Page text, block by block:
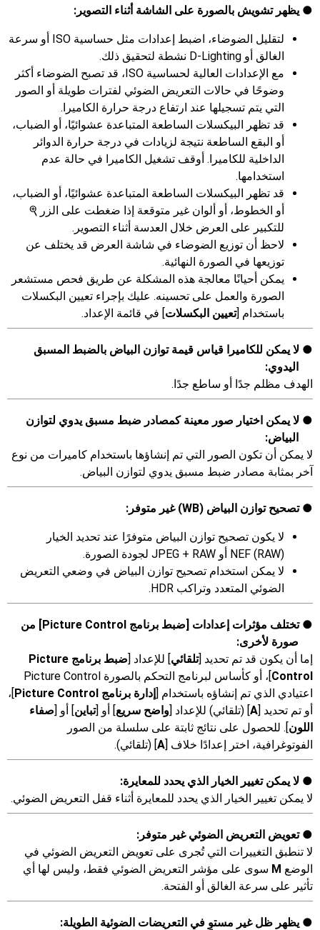
يظهر تشويش بالصورة على الشاشة أثناء التصوير:
لتقليل الضوضاء، اضبط إعدادات مثل حساسية ISO أو سرعة
الغالق أو D-Lighting نشطة لتحقيق ذلك.
مع الإعدادات العالية لحساسية ISO، قد تصبح الضوضاء أكثر
وضوحًا في حالات التعريض الضوئي لفترات طويلة أو الصور
التي يتم تسجيلها عند ارتفاع درجة حرارة الكاميرا.
قد تظهر البيكسلات الساطعة المتباعدة عشوائيًا، أو الضباب،
أو البقع الساطعة نتيجة لزيادات في درجة حرارة الدوائر
الداخلية للكاميرا. أوقف تشغيل الكاميرا في حالة عدم
استخدامها.
قد تظهر البيكسلات الساطعة المتباعدة عشوائيًا، أو الضباب،
أو الخطوط، أو ألوان غير متوقعة إذا ضغطت على الزر
X
للتكبير على العرض خلال العدسة أثناء التصوير.
لاحظ أن توزيع الضوضاء في شاشة العرض قد يختلف عن
توزيعها في الصورة النهائية.
يمكن أحيانًا معالجة هذه المشكلة عن طريق فحص مستشعر
الصورة والعمل على تحسينه. عليك بإجراء تعيين البكسلات
باستخدام [تعيين البكسلات] في قائمة الإعداد.
لا يمكن للكاميرا قياس قيمة توازن البياض بالضبط المسبق
اليدوي:
الهدف مظلم جدًا أو ساطع جدًا.
لا يمكن اختيار صور معينة كمصادر ضبط مسبق يدوي لتوازن
البياض:
لا يمكن أن تكون الصور التي تم إنشاؤها باستخدام كاميرات من نوع
آخر بمثابة مصادر ضبط مسبق يدوي لتوازن البياض.
تصحيح توازن البياض (WB) غير متوفر:
لا يكون تصحيح توازن البياض متوفرًا عند تحديد الخيار
NEF (RAW)‎ أو RAW ‏+ JPEG لجودة الصورة.
لا يمكن استخدام تصحيح توازن البياض في وضعي التعريض
الضوئي المتعدد وتراكب HDR.
تختلف مؤثرات إعدادات [ضبط برنامج Picture Control
] من
صورة لأخرى:
إما أن يكون قد تم تحديد [تلقائي] للإعداد [
ضبط برنامج Picture
Control
]، أو كأساس لبرنامج التحكم بالصورة Picture Control
اعتيادي الذي تم إنشاؤه باستخدام [إدارة برنامج Picture Control
]،
أو تم تحديد [A] (تلقائي) للإعداد [واضح سريع] أو [تباين] أو [صفاء
اللون]. للحصول على نتائج ثابتة على سلسلة من الصور
الفوتوغرافية، اختر إعدادًا خلاف [A] (تلقائي).
لا يمكن تغيير الخيار الذي يحدد للمعايرة:
لا يمكن تغيير الخيار الذي يحدد للمعايرة أثناء قفل التعريض الضوئي.
تعويض التعريض الضوئي غير متوفر:
لا تنطبق التغييرات التي تُجرى على تعويض التعريض الضوئي في
الوضع M سوى على مؤشر التعريض الضوئي فقط، وليس لها أي
تأثير على سرعة الغالق أو الفتحة.
يظهر ظل غير مستوٍ في التعريضات الضوئية الطويلة: